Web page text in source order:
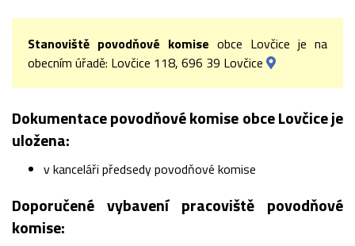
Stanoviště povodňové komise obce Lovčice je na
obecním úřadě: Lovčice 118, 696 39 Lovčice
Dokumentace povodňové komise obce Lovčice je
uložena:
v kanceláři předsedy povodňové komise
Doporučené vybavení pracoviště povodňové
komise: